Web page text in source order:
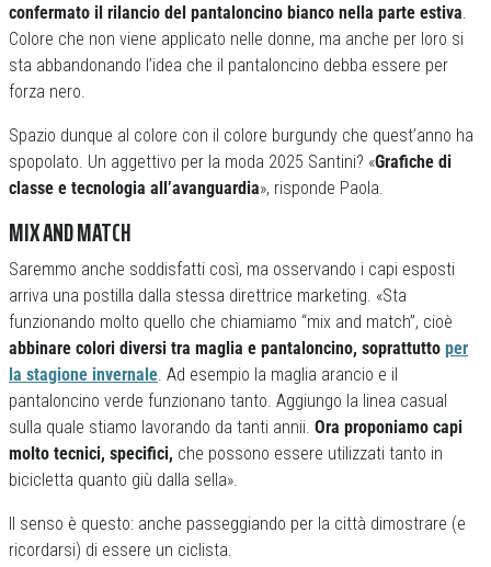
confermato il rilancio del pantaloncino bianco nella parte estiva
Colore che non viene applicato nelle donne, ma anche per loro si
sta abbandonando l’idea che il pantaloncino debba essere per
forza nero.
Spazio dunque al colore con il colore burgundy che quest’anno ha
spopolato. Un aggettivo per la moda 2025 Santini? «Grafiche di
classe e tecnologia all’avanguardia», risponde Paola.
MIX AND MATCH
Saremmo anche soddisfatti così, ma osservando i capi esposti
arriva una postilla dalla stessa direttrice marketing. «Sta
funzionando molto quello che chiamiamo “mix and match”, cioè
abbinare colori diversi tra maglia e pantaloncino, soprattutto per
la stagione invernale . Ad esempio la maglia arancio e il
pantaloncino verde funzionano tanto. Aggiungo la linea casual
sulla quale stiamo lavorando da tanti annii. Ora proponiamo capi
molto tecnici, specifici, che possono essere utilizzati tanto in
bicicletta quanto giù dalla sella».
Il senso è questo: anche passeggiando per la città dimostrare (e
ricordarsi) di essere un ciclista.